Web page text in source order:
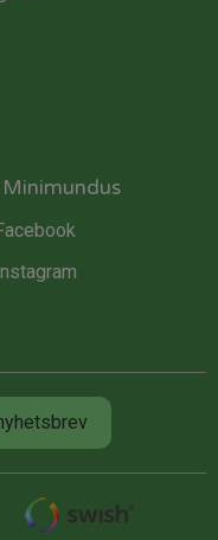
Minimundus